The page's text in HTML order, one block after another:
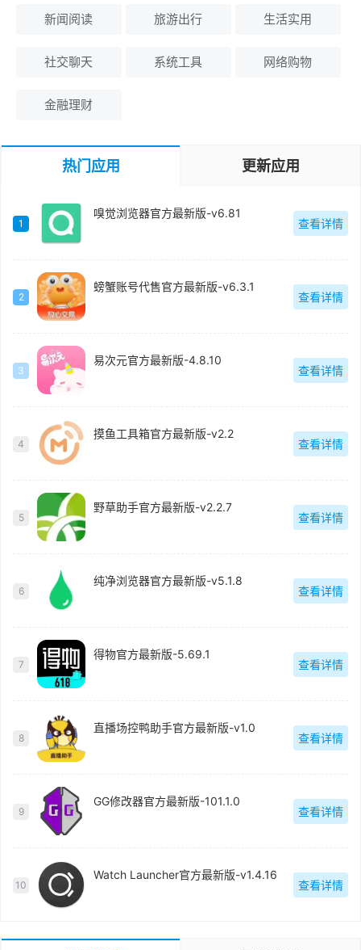
新闻阅读 旅游出行 生活实用
社交聊天 系统工具 网络购物
金融理财
热门应用 更新应用
1
嗅觉浏览器官方最新版-v6.81
查看详情
2
螃蟹账号代售官方最新版-v6.3.1
查看详情
3
易次元官方最新版-4.8.10
查看详情
4
摸鱼工具箱官方最新版-v2.2
查看详情
5
野草助手官方最新版-v2.2.7
查看详情
6
纯净浏览器官方最新版-v5.1.8
查看详情
7
得物官方最新版-5.69.1
查看详情
8
直播场控鸭助手官方最新版-v1.0
查看详情
9
GG修改器官方最新版-101.1.0
查看详情
10
Watch Launcher官方最新版-v1.4.16
查看详情